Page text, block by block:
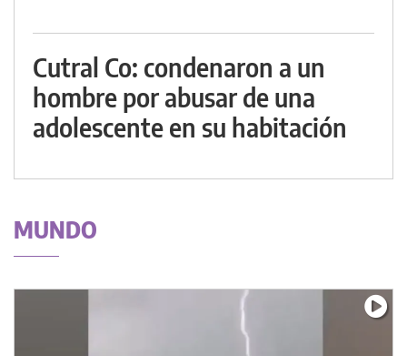
Cutral Co: condenaron a un
hombre por abusar de una
adolescente en su habitación
MUNDO